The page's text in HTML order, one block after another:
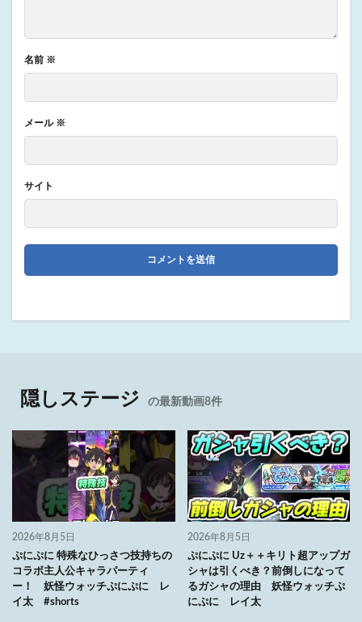
名前 ※
メール ※
サイト
隠しステージ の最新動画8件
2026年8月5日
ぷにぷに 特殊なひっさつ技持ちの
コラボ主人公キャラパーティ
ー！ 妖怪ウォッチぷにぷに レ
イ太 #shorts
2026年8月5日
ぷにぷに Uz＋＋キリト超アップガ
シャは引くべき？前倒しになって
るガシャの理由 妖怪ウォッチぷ
にぷに レイ太